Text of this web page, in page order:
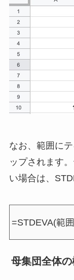
なお、範囲に
ップされます
い場合は、
=STDEVA(範
母集団全体の